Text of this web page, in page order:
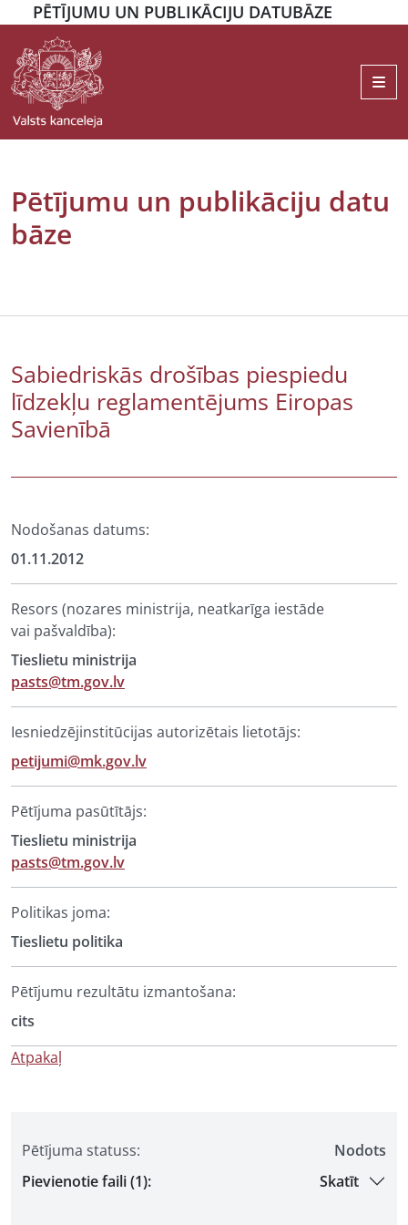
PĒTĪJUMU UN PUBLIKĀCIJU DATUBĀZE
Pētījumu un publikāciju datu
bāze
Pētījuma statuss:
Nodots
Pievienotie faili (1):
Skatīt
Sabiedriskās drošības piespiedu
līdzekļu reglamentējums Eiropas
Savienībā
Nodošanas datums:
01.11.2012
Resors (nozares ministrija, neatkarīga iestāde
vai pašvaldība):
Tieslietu ministrija
pasts@tm.gov.lv
Iesniedzējinstitūcijas autorizētais lietotājs:
petijumi@mk.gov.lv
Pētījuma pasūtītājs:
Tieslietu ministrija
pasts@tm.gov.lv
Politikas joma:
Tieslietu politika
Pētījumu rezultātu izmantošana:
cits
Atpakaļ